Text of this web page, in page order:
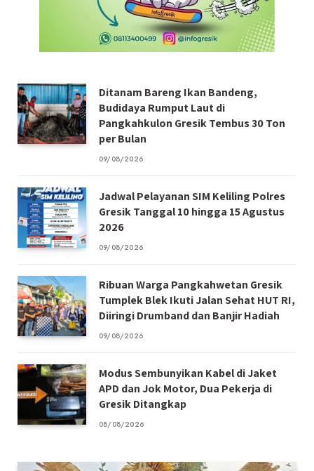
Ditanam Bareng Ikan Bandeng,
Budidaya Rumput Laut di
Pangkahkulon Gresik Tembus 30 Ton
per Bulan
09/08/2026
Jadwal Pelayanan SIM Keliling Polres
Gresik Tanggal 10 hingga 15 Agustus
2026
09/08/2026
Ribuan Warga Pangkahwetan Gresik
Tumplek Blek Ikuti Jalan Sehat HUT RI,
Diiringi Drumband dan Banjir Hadiah
09/08/2026
Modus Sembunyikan Kabel di Jaket
APD dan Jok Motor, Dua Pekerja di
Gresik Ditangkap
08/08/2026